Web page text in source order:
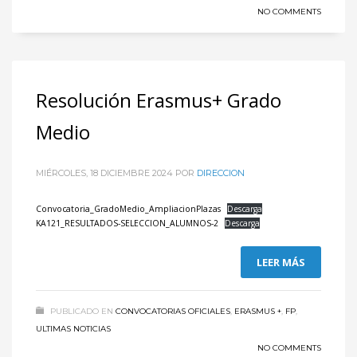
NO COMMENTS
Resolución Erasmus+ Grado
Medio
MIÉRCOLES, 18 DICIEMBRE 2024 POR DIRECCION
Convocatoria_GradoMedio_AmpliacionPlazas
Descarga
KA121_RESULTADOS-SELECCION_ALUMNOS-2
Descarga
LEER MÁS
PUBLICADO EN CONVOCATORIAS OFICIALES ERASMUS + FP
ULTIMAS NOTICIAS
NO COMMENTS